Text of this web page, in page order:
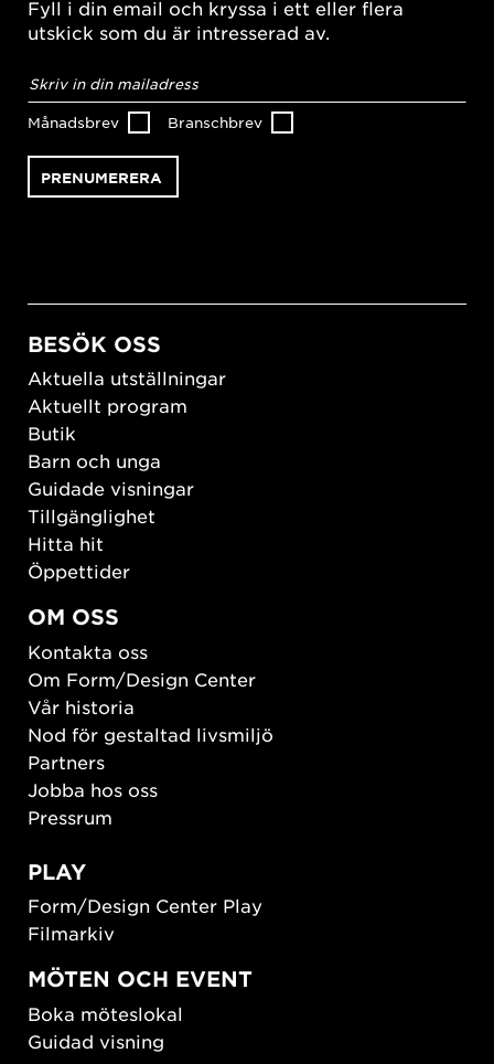
Fyll i din email och kryssa i ett eller flera
utskick som du är intresserad av.
postadress*
Månadsbrev Branschbrev
BESÖK OSS
Aktuella utställningar
Aktuellt program
Butik
Barn och unga
Guidade visningar
Tillgänglighet
Hitta hit
Öppettider
OM OSS
Kontakta oss
Om Form/Design Center
Vår historia
Nod för gestaltad livsmiljö
Partners
Jobba hos oss
Pressrum
PLAY
Form/Design Center Play
Filmarkiv
MÖTEN OCH EVENT
Boka möteslokal
Guidad visning